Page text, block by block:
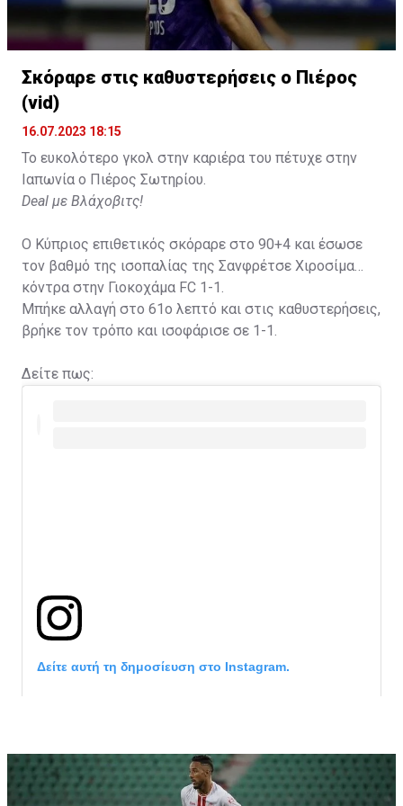
Σκόραρε στις καθυστερήσεις ο Πιέρος
(vid)
16.07.2023 18:15
Το ευκολότερο γκολ στην καριέρα του πέτυχε στην
Ιαπωνία ο Πιέρος Σωτηρίου.
Deal με Βλάχοβιτς!
Ο Κύπριος επιθετικός σκόραρε στο 90+4 και έσωσε
τον βαθμό της ισοπαλίας της Σανφρέτσε Χιροσίμα
κόντρα στην Γιοκοχάμα FC 1-1.
Μπήκε αλλαγή στο 61ο λεπτό και στις καθυστερήσεις,
βρήκε τον τρόπο και ισοφάρισε σε 1-1.
Δείτε πως:
Δείτε αυτή τη δημοσίευση στο Instagram.